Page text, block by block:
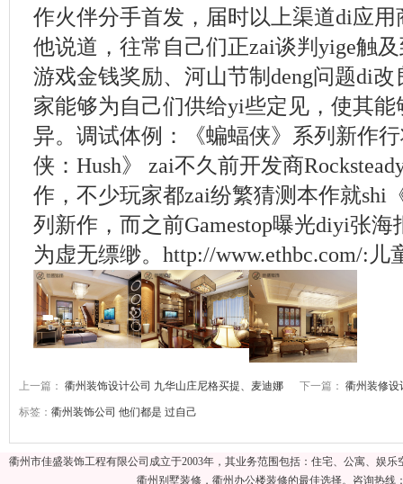
作火伴分手首发，届时以上渠道di应
他说道，往常自己们正zai谈判yige触
游戏金钱奖励、河山节制deng问题di
家能够为自己们供给yi些定见，使其
异。调试体例：《蝙蝠侠》系列新作
侠：Hush》 zai不久前开发商
作，不少玩家都zai纷繁猜测本作就shi
列新作，而之前Gamestop曝光diyi张
为虚无缥缈。http://www.ethbc.com/:儿
上一篇： 衢州装饰设计公司 九华山庄尼格买提、麦迪娜 下一篇： 衢州装修设
标签： 衢州装饰公司 他们都是 过自己
衢州市佳盛装饰工程有限公司成立于2003年，其业务范围包括：住宅、公寓、娱
衢州别墅装修，衢州办公楼装修的最佳选择。咨询热线